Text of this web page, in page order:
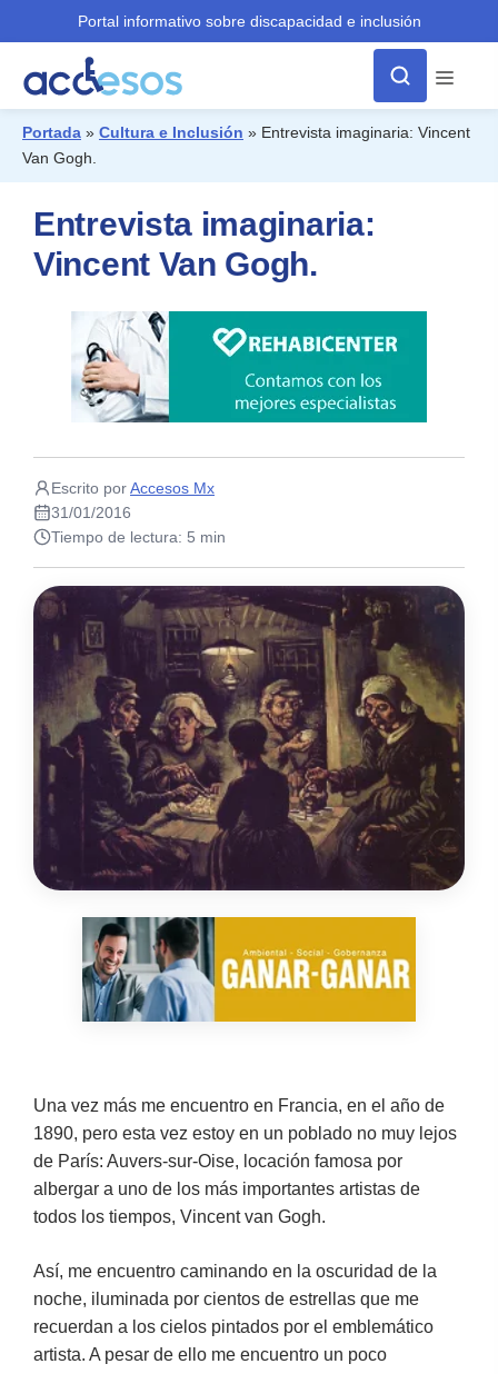
Portal informativo sobre discapacidad e inclusión
Menú
¿Qué buscas?
Portada » Cultura e Inclusión » Entrevista imaginaria: Vincent
Van Gogh.
Entrevista imaginaria:
Vincent Van Gogh.
Escrito porAccesos Mx
31/01/2016
Tiempo de lectura: 5 min
Una vez más me encuentro en Francia, en el año de
1890, pero esta vez estoy en un poblado no muy lejos
de París: Auvers-sur-Oise, locación famosa por
albergar a uno de los más importantes artistas de
todos los tiempos, Vincent van Gogh.
Así, me encuentro caminando en la oscuridad de la
noche, iluminada por cientos de estrellas que me
recuerdan a los cielos pintados por el emblemático
artista. A pesar de ello me encuentro un poco